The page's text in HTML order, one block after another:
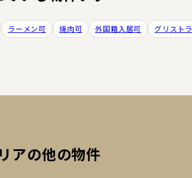
ラーメン可 焼肉可 外国籍入居可 グリスト
アの他の物件